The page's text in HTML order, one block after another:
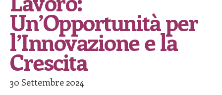
Un’Opportunità per
l’Innovazione e la
Crescita
30 Settembre 2024